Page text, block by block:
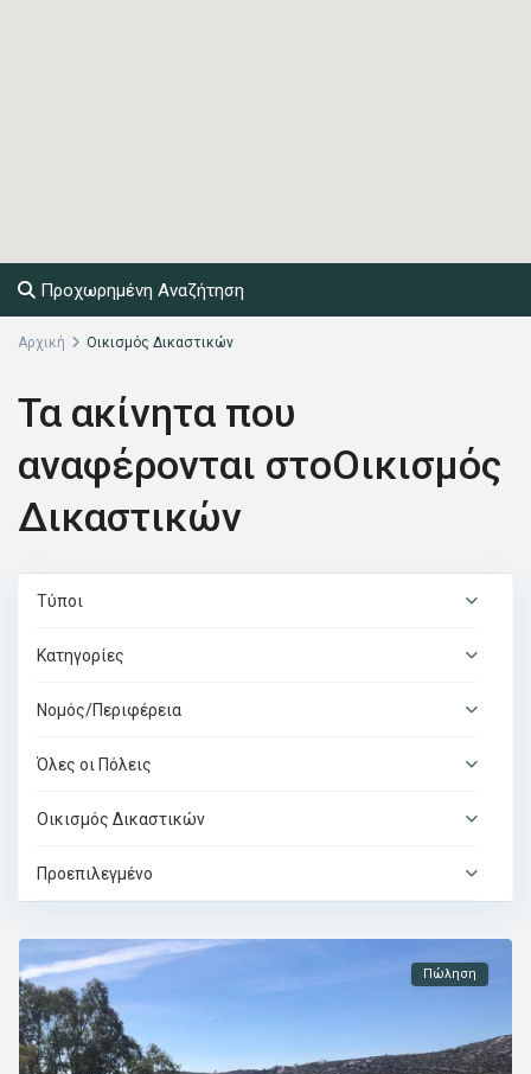
Προχωρημένη Αναζήτηση
Αρχική Οικισμός Δικαστικών
Τα ακίνητα που
αναφέρονται στοΟικισμός
Δικαστικών
Τύποι
Κατηγορίες
Νομός/Περιφέρεια
Όλες οι Πόλεις
Οικισμός Δικαστικών
Προεπιλεγμένο
Πώληση